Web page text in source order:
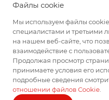
2026 © интернет
Файлы cookie
Мы используем файлы
специалистами и третьими
на нашем веб-сайте, что
взаимодействие с
Продолжая просмотр
принимаете условия его
подробные сведения
отношении файлов Cookie